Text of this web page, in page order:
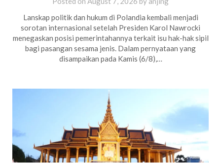
Lanskap politik dan hukum di Polandia kembali menjadi
sorotan internasional setelah Presiden Karol Nawrocki
menegaskan posisi pemerintahannya terkait isu hak-hak sipil
bagi pasangan sesama jenis. Dalam pernyataan yang
disampaikan pada Kamis (6/8),…